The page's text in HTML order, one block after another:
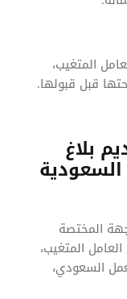
المتغيب،
قبل قبولها.
بلاغ
المختصة
المتغيب،
السعودي،